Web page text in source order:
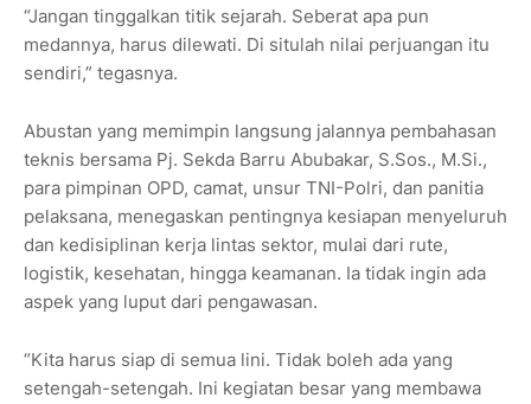
“Jangan tinggalkan titik sejarah. Seberat apa pun
medannya, harus dilewati. Di situlah nilai perjuangan itu
sendiri,” tegasnya.
Abustan yang memimpin langsung jalannya pembahasan
teknis bersama Pj. Sekda Barru Abubakar, S.Sos., M.Si.,
para pimpinan OPD, camat, unsur TNI-Polri, dan panitia
pelaksana, menegaskan pentingnya kesiapan menyeluruh
dan kedisiplinan kerja lintas sektor, mulai dari rute,
logistik, kesehatan, hingga keamanan. Ia tidak ingin ada
aspek yang luput dari pengawasan.
“Kita harus siap di semua lini. Tidak boleh ada yang
setengah-setengah. Ini kegiatan besar yang membawa